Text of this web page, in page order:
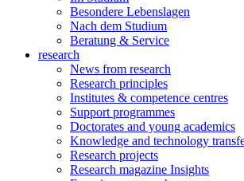
Besondere Lebenslagen
Nach dem Studium
Beratung & Service
research
News from research
Research principles
Institutes & competence centres
Support programmes
Doctorates and young academics
Knowledge and technology
Research projects
Research magazine Insights